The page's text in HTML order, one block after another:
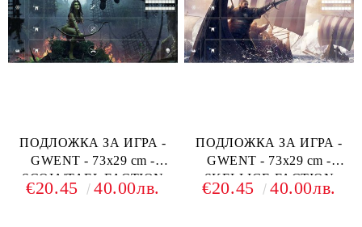
ПОДЛОЖКА ЗА ИГРА -
GWENT - 73х29 cm -
SCOIA'TAEL FACTION
PLAYMAT (ЗА 1 ИГРАЧ)
€20.45 40.00лв.
ПОДЛОЖКА ЗА ИГРА -
GWENT - 73х29 cm -
SKELLIGE FACTION
PLAYMAT (ЗА 1 ИГРАЧ)
€20.45 40.00лв.